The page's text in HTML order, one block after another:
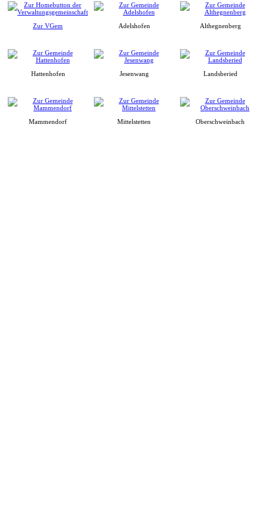
Zur VGem Adelshofen Althegnenberg
Hattenhofen Jesenwang Landsberied
Mammendorf Mittelstetten Oberschweinbach